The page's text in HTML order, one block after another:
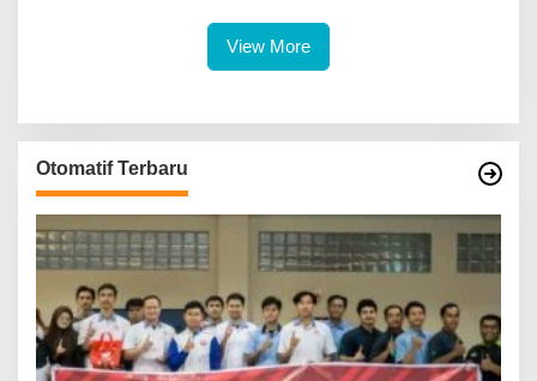
View More
Otomatif Terbaru